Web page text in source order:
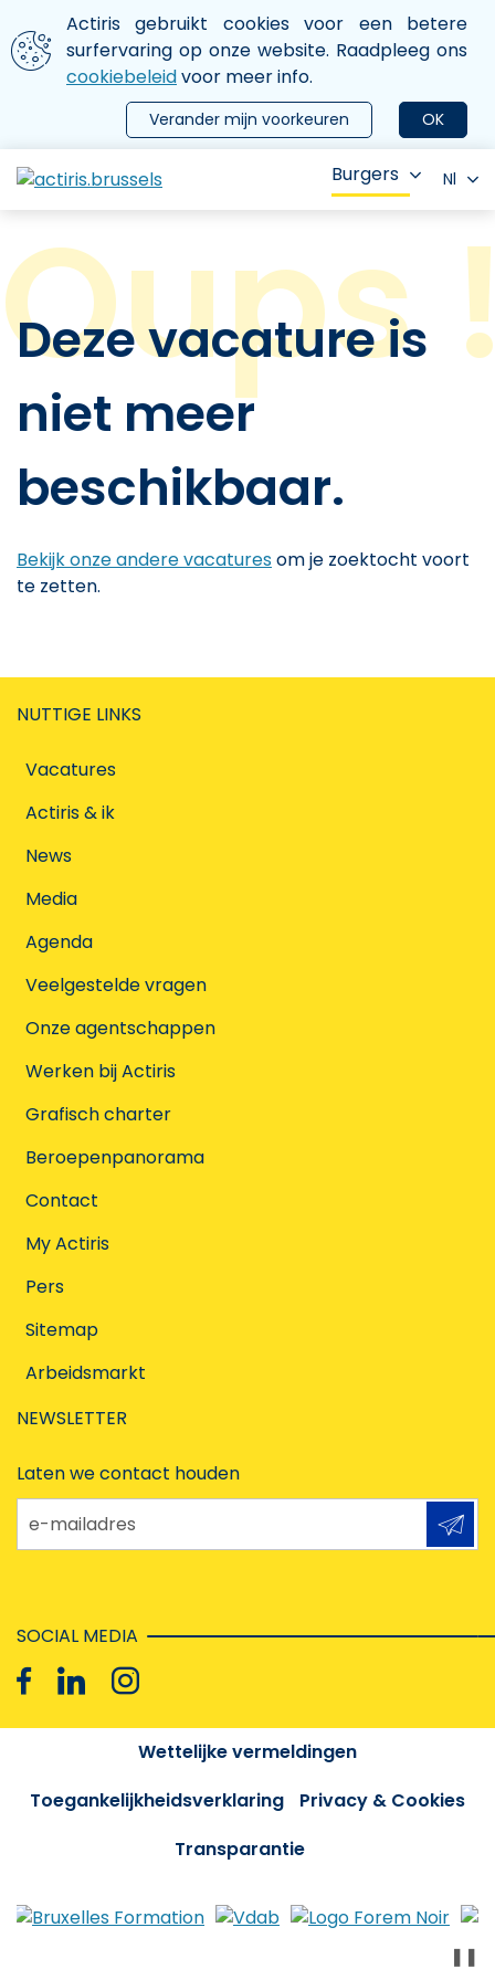
Aller au contenu principal
We gebruiken cookies
Actiris gebruikt cookies voor een betere
surfervaring op onze website. Raadpleeg ons
cookiebeleidvoor meer info.
OK
Verander mijn voorkeuren
le menu
Burgers Nl
Deze vacature is
niet meer
beschikbaar.
Bekijk onze andere vacaturesom je zoektocht voort
te zetten.
NUTTIGE LINKS
Vacatures
Actiris & ik
News
Media
Agenda
Veelgestelde vragen
Onze agentschappen
Werken bij Actiris
Grafisch charter
Beroepenpanorama
Contact
My Actiris
Pers
Sitemap
Arbeidsmarkt
NEWSLETTER
Laten we contact houden
e-mailadres
SOCIAL MEDIA
Wettelijke vermeldingen
Toegankelijkheidsverklaring
Privacy & Cookies
Transparantie
❚❚